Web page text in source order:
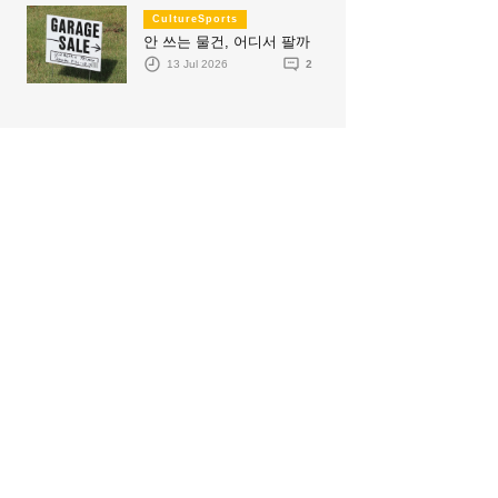
CultureSports
안 쓰는 물건, 어디서 팔까
13 Jul 2026 2